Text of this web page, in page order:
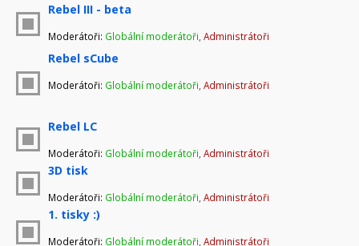
Rebel III - beta
Moderátoři: Globální moderátoři Administrátoři
Rebel sCube
Moderátoři: Globální moderátoři Administrátoři
Rebel LC
Moderátoři: Globální moderátoři Administrátoři
3D tisk
Moderátoři: Globální moderátoři Administrátoři
1. tisky :)
Moderátoři: Globální moderátoři Administrátoři